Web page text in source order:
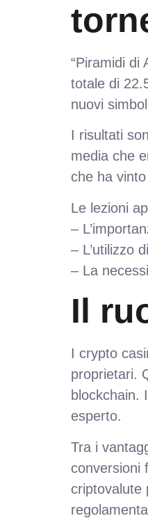
“Piramidi di
totale di
nuovi
I risultati
media che
che ha
Le lezioni
–
– L’utilizzo
– La
Il
I crypto
proprietari.
blockchain.
esperto.
Tra i
conversioni
criptovalute